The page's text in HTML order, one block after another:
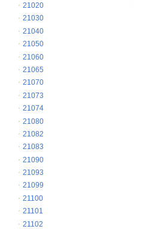
21020
21030
21040
21050
21060
21065
21070
21073
21074
21080
21082
21083
21090
21093
21099
21100
21101
21102